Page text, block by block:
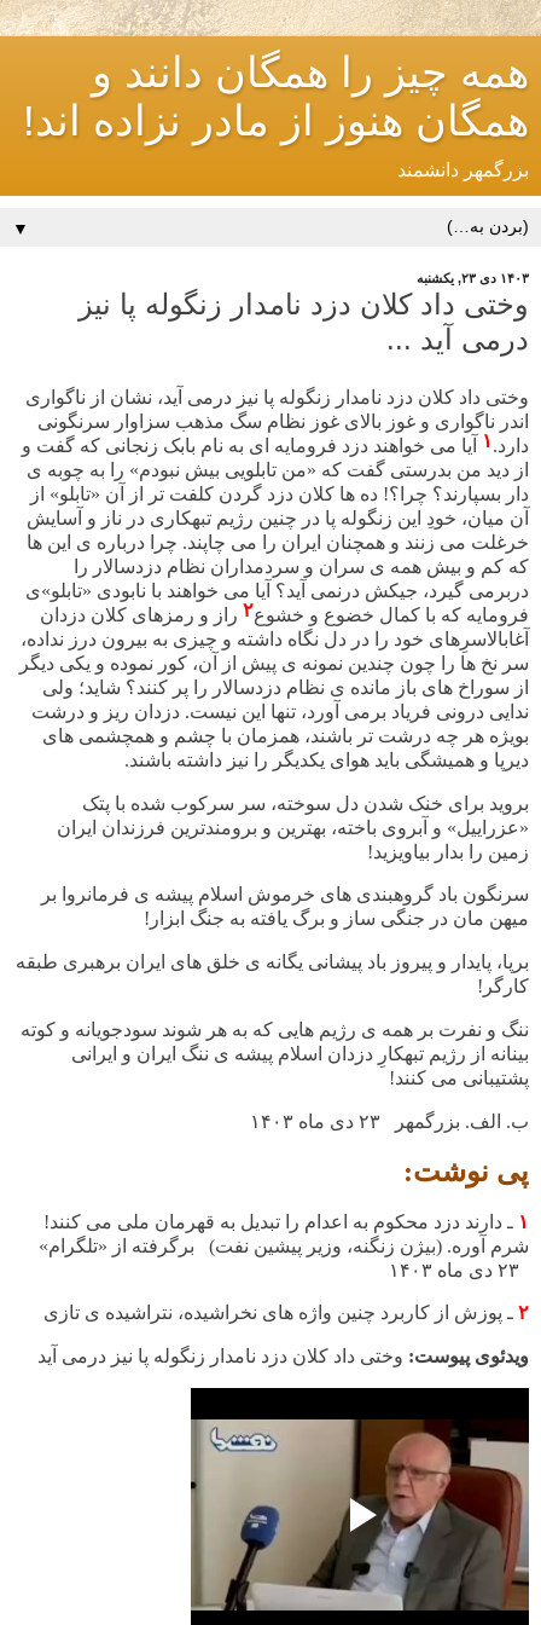
همه چیز را همگان دانند و
همگان هنوز از مادر نزاده اند!
بزرگمهر دانشمند
▼
۱۴۰۳ دی ۲۳, یکشنبه
وختی داد کلان دزد نامدار زنگوله پا نیز
درمی آید ...
وختی داد کلان دزد نامدار زنگوله پا نیز درمی آید، نشان از ناگواری
اندر ناگواری و غوز بالای غوز نظام سگ مذهب سزاوار سرنگونی
دارد.۱
آیا می خواهند دزد فرومایه ای به نام بابک زنجانی که گفت و
از دید من بدرستی گفت که «من تابلویی بیش نبودم» را به چوبه ی
دار بسپارند؟ چرا؟! ده ها کلان دزد گردن کلفت تر از آن «تابلو» از
آن میان، خودِ این زنگوله پا در چنین رژیم تبهکاری در ناز و آسایش
خرغلت می زنند و همچنان ایران را می چاپند. چرا درباره ی این ها
که کم و بیش همه ی سران و سردمداران نظام دزدسالار را
دربرمی گیرد، جیکش درنمی آید؟ آیا می خواهند با نابودی «تابلو»ی
فرومایه که با کمال خضوع و خشوع۲ راز و رمزهای کلان دزدان
آغابالاسرِهای خود را در دل نگاه داشته و چیزی به بیرون درز نداده،
سر نخ ها را چون چندین نمونه ی پیش از آن، کور نموده و یکی دیگر
از سوراخ های باز مانده ی نظام دزدسالار را پر کنند؟ شاید؛ ولی
ندایی درونی فریاد برمی آورد، تنها این نیست. دزدان ریز و درشت
بویژه هر چه درشت تر باشند، همزمان با چشم و همچشمی های
دیرپا و همیشگی باید هوای یکدیگر را نیز داشته باشند.
بروید برای خنک شدن دل سوخته، سر سرکوب شده با پتک
«عزراییل» و آبروی باخته، بهترین و برومندترین فرزندان ایران
زمین را بدار بیاویزید!
سرنگون باد گروهبندی های خرموش اسلام پیشه ی فرمانروا بر
میهن مان در جنگی ساز و برگ یافته به جنگ ابزار!
برپا، پایدار و پیروز باد پیشانی یگانه ی خلق های ایران برهبری طبقه
کارگر!
ننگ و نفرت بر همه ی رژیم هایی که به هر شوند سودجویانه و کوته
بینانه از رژیم تبهکارِ دزدان اسلام پیشه ی ننگ ایران و ایرانی
پشتیبانی می کنند!
ب. الف. بزرگمهر ۲۳ دی ماه ۱۴۰۳
پی نوشت:
۱ ـ دارند دزد محکوم به اعدام را تبدیل به قهرمان ملی می کنند!
شرم آوره. (بیژن زنگنه، وزیر پیشین نفت) برگرفته از «تلگرام»
۱۴۰۳
۲ ـ پوزش از کاربرد چنین واژه های نخراشیده، نتراشیده ی تازی
ویدئوی پیوست: وختی داد کلان دزد نامدار زنگوله پا نیز درمی آید